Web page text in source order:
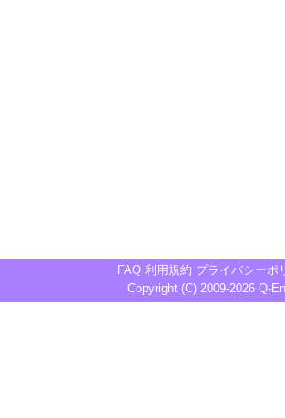
FAQ 利用規約 プライバシーポ
Copyright (C) 2009-2026 Q-